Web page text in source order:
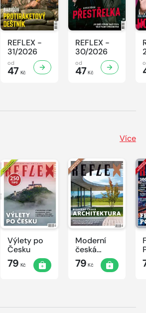
REFLEX -
31/2026
od
47 Kč
REFLEX -
30/2026
od
47Kč
Více
Výlety po
Česku
79 Kč
Moderní
česká
architektura
79 Kč